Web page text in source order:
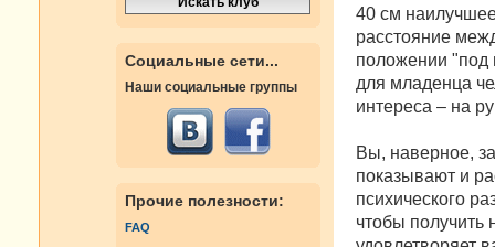
Социальные сети...
Наши социальные группы
Прочие полезности:
FAQ
40 см
расстояние
положении "под
для младенца
интереса – на
Вы, наверное,
показывают и
психического
чтобы